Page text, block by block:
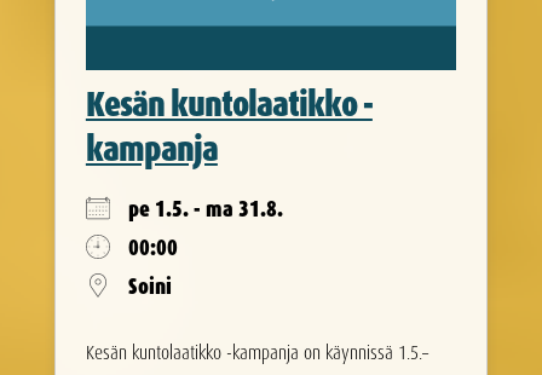
Kesän kuntolaatikko -
kampanja
pe 1.5. - ma 31.8.
00:00
Soini
Kesän kuntolaatikko -kampanja on käynnissä 1.5.–